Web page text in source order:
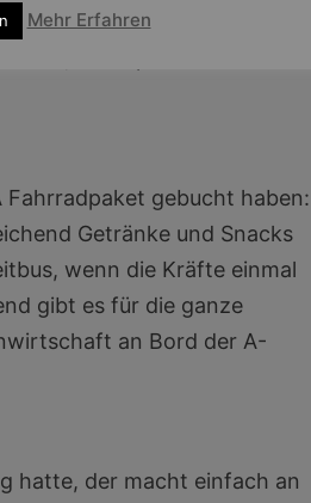
Gäste die Reise mit
Fahrradpaket gebucht haben:
Getränke und Snacks
wenn die Kräfte einmal
gibt es für die ganze
an Bord der A-
hatte, der macht einfach an
Mehr Erfahren